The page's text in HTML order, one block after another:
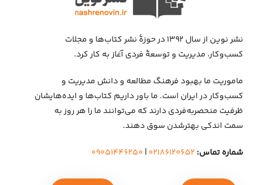
نشر نوین از سال ۱۳۹۲ در حوزهٔ نشر کتاب‌ها و مجلات
کسب‌وکار، مدیریت و توسعهٔ فردی آغاز به کار کرد.
ماموریت ما بهبود فرهنگ مطالعه و دانش مدیریت و
کسب‌وکار در ایران است. ما باور داریم کتاب‌ها و ایده‌هایشان
ظرفیت منحصربه‌فردی دارند که می‌توانند ما را هر روز به
سمت اندکی بهتر‌شدن سوق دهند.
شماره تماس: ۰۲۱۸۶۱۲۰۶۵۲| ۰۹۰۵۱۴۴۶۲۵۰